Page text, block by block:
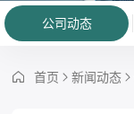
公司动态
首页 新闻动态